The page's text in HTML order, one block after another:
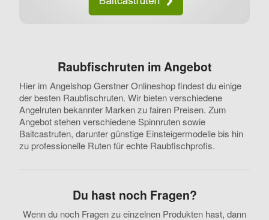
Raubfischruten im Angebot
Hier im Angelshop Gerstner Onlineshop findest du einige
der besten Raubfischruten. Wir bieten verschiedene
Angelruten bekannter Marken zu fairen Preisen. Zum
Angebot stehen verschiedene Spinnruten sowie
Baitcastruten, darunter günstige Einsteigermodelle bis hin
zu professionelle Ruten für echte Raubfischprofis.
Du hast noch Fragen?
Wenn du noch Fragen zu einzelnen Produkten hast, dann